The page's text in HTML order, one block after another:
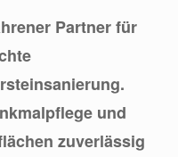
Partner für
und
zuverlässig